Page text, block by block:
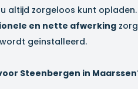
altijd zorgeloos kunt opladen.
en nette afwerking
geïnstalleerd.
Steenbergen in Maarssen